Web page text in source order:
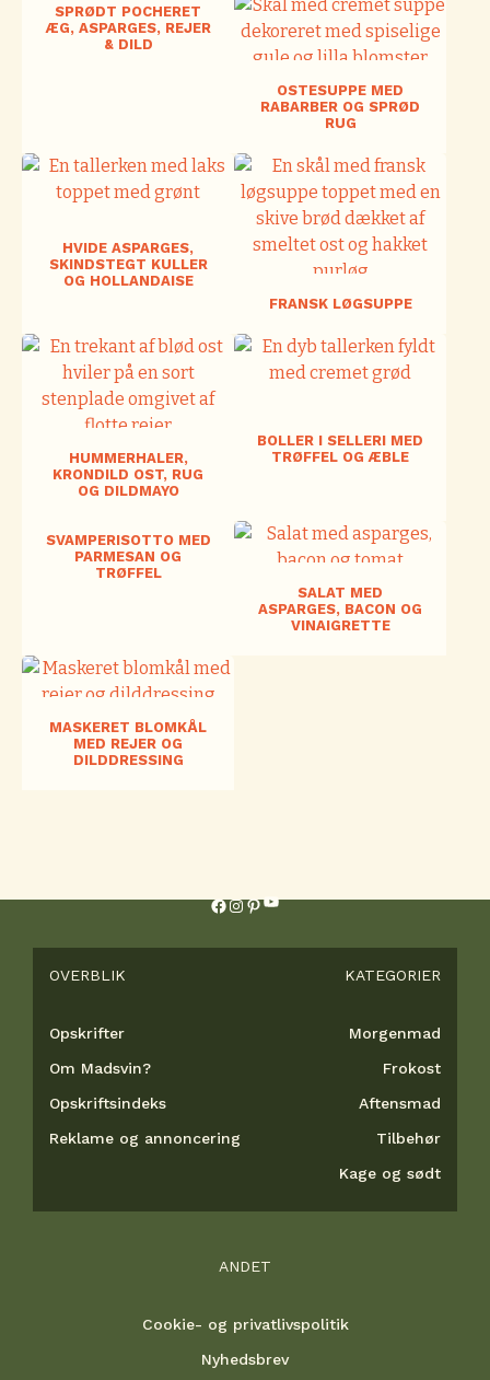
SPRØDT POCHERET
ÆG, ASPARGES, REJER
& DILD
OSTESUPPE MED
RABARBER OG SPRØD
RUG
HVIDE ASPARGES,
SKINDSTEGT KULLER
OG HOLLANDAISE
FRANSK LØGSUPPE
HUMMERHALER,
KRONDILD OST, RUG
OG DILDMAYO
BOLLER I SELLERI MED
TRØFFEL OG ÆBLE
SVAMPERISOTTO MED
PARMESAN OG
TRØFFEL
SALAT MED
ASPARGES, BACON OG
VINAIGRETTE
MASKERET BLOMKÅL
MED REJER OG
DILDDRESSING
Facebook
Instagram
Pinterest
YouTube
OVERBLIK
Opskrifter
Om Madsvin?
Opskriftsindeks
Reklame og annoncering
KATEGORIER
Morgenmad
Frokost
Aftensmad
Tilbehør
Kage og sødt
ANDET
Cookie- og privatlivspolitik
Nyhedsbrev